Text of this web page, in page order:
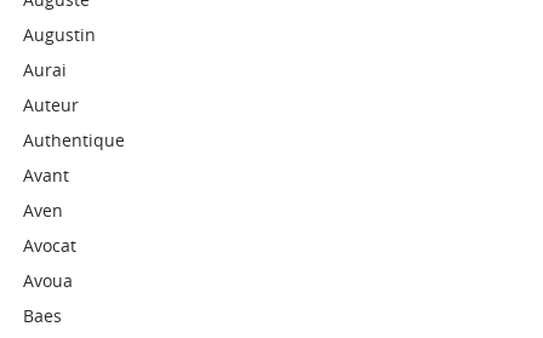
Augustin
Aurai
Auteur
Authentique
Avant
Aven
Avocat
Avoua
Baes